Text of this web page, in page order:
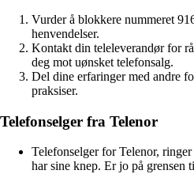
Vurder å blokkere nummeret
henvendelser.
Kontakt din teleleverandør for
deg mot uønsket telefonsalg.
Del dine erfaringer med andre
praksiser.
Telefonselger fra Telenor
Telefonselger for Telenor,
har sine knep. Er jo på grensen